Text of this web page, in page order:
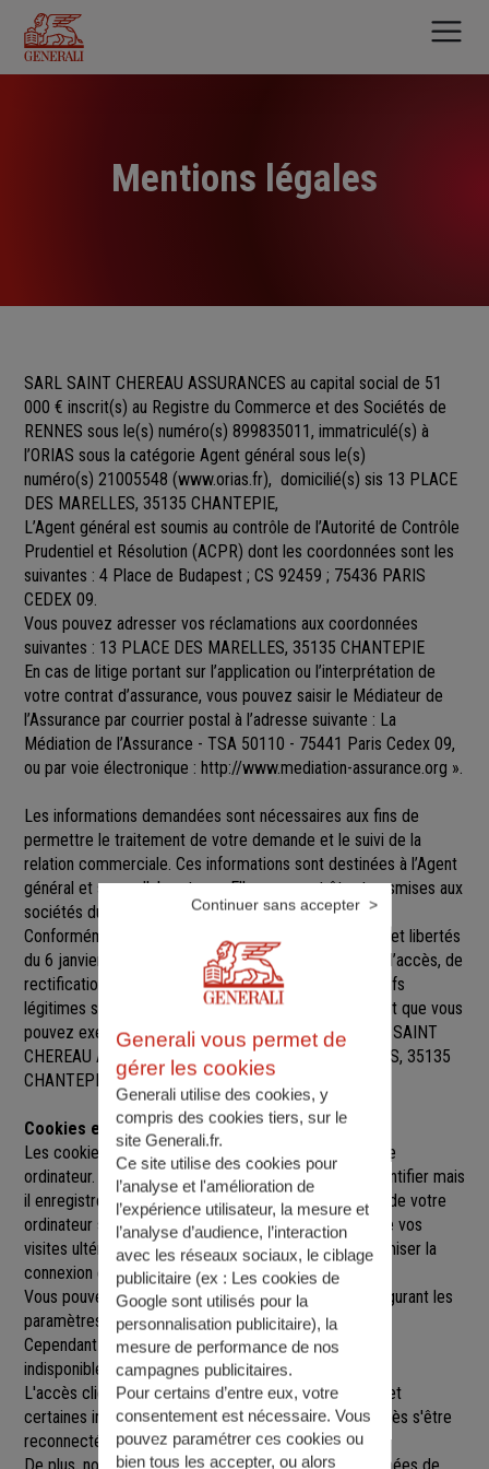
contenu
principal
Mentions légales
SARL SAINT CHEREAU ASSURANCES au capital social de 51
000 € inscrit(s) au Registre du Commerce et des Sociétés de
RENNES sous le(s) numéro(s) 899835011, immatriculé(s) à
l’ORIAS sous la catégorie Agent général sous le(s)
numéro(s) 21005548 (www.orias.fr), domicilié(s) sis 13 PLACE
DES MARELLES, 35135 CHANTEPIE,
L’Agent général est soumis au contrôle de l’Autorité de Contrôle
Prudentiel et Résolution (ACPR) dont les coordonnées sont les
suivantes : 4 Place de Budapest ; CS 92459 ; 75436 PARIS
CEDEX 09.
Vous pouvez adresser vos réclamations aux coordonnées
suivantes : 13 PLACE DES MARELLES, 35135 CHANTEPIE
En cas de litige portant sur l’application ou l’interprétation de
votre contrat d’assurance, vous pouvez saisir le Médiateur de
l’Assurance par courrier postal à l’adresse suivante : La
Médiation de l’Assurance - TSA 50110 - 75441 Paris Cedex 09,
ou par voie électronique : http://www.mediation-assurance.org ».
Les informations demandées sont nécessaires aux fins de
permettre le traitement de votre demande et le suivi de la
relation commerciale. Ces informations sont destinées à l’Agent
général et ses collaborateurs. Elles pourront être transmises aux
sociétés du groupe GENERALI.
Conformément aux dispositions de la loi Informatique et libertés
du 6 janvier 1978 modifiée, vous disposez d’un droit d’accès, de
rectification, de suppression et d’opposition pour motifs
légitimes sur l’ensemble des données vous concernant que vous
pouvez exercer sur simple demande auprès de SARL SAINT
CHEREAU ASSURANCES
13 PLACE DES MARELLES, 35135
CHANTEPIE
chantepie@agence.generali.fr.
Cookies et sessions
Les cookies sont de petits fichiers implantés sur votre
ordinateur. Un cookie ne nous permet pas de vous identifier mais
il enregistre des informations relatives à la navigation de votre
ordinateur sur notre site que nous pourrons lire lors de vos
visites ultérieures afin de faciliter la navigation, d'optimiser la
connexion et de personnaliser l'utilisation du site.
Vous pouvez refuser l'utilisation des cookies en configurant les
paramètres de votre navigateur Internet.
Cependant le fait de refuser les cookies peut rendre
indisponibles toutes ou certaines parties du site.
L'accès client est construit avec un délai de session, et
certaines informations ne seront remises à jour qu'après s'être
reconnecté sur le site.
Generali vous permet de
gérer les cookies
Generali utilise des cookies, y
compris des cookies tiers, sur le
site Generali.fr.
Ce site utilise des cookies pour
l’analyse et l'amélioration de
l’expérience utilisateur, la mesure et
l’analyse d’audience, l’interaction
avec les réseaux sociaux, le ciblage
publicitaire (ex : Les cookies de
Google sont utilisés pour la
personnalisation publicitaire), la
mesure de performance de nos
campagnes publicitaires.
Pour certains d’entre eux, votre
consentement est nécessaire. Vous
pouvez paramétrer ces cookies ou
bien tous les accepter, ou alors
Continuer sans accepter